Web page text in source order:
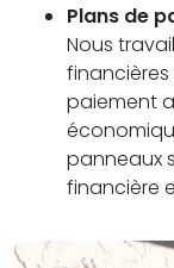
Plans de
Nous
paiement
panneaux
financière